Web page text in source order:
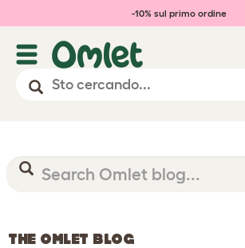
-10% sul primo ordine
THE OMLET BLOG